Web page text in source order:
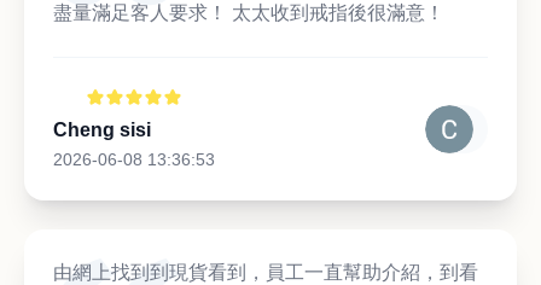
盡量滿足客人要求！ 太太收到戒指後很滿意！
Cheng sisi
2026-06-08 13:36:53
由網上找到到現貨看到，員工一直幫助介紹，到看